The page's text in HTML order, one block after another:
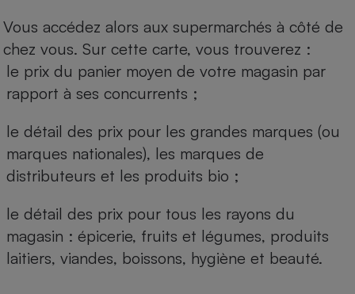
Vous accédez alors aux supermarchés à côté de
chez vous. Sur cette carte, vous trouverez :
le prix du panier moyen de votre magasin par
rapport à ses concurrents ;
le détail des prix pour les grandes marques (ou
marques nationales), les marques de
distributeurs et les produits bio ;
le détail des prix pour tous les rayons du
magasin : épicerie, fruits et légumes, produits
laitiers, viandes, boissons, hygiène et beauté.